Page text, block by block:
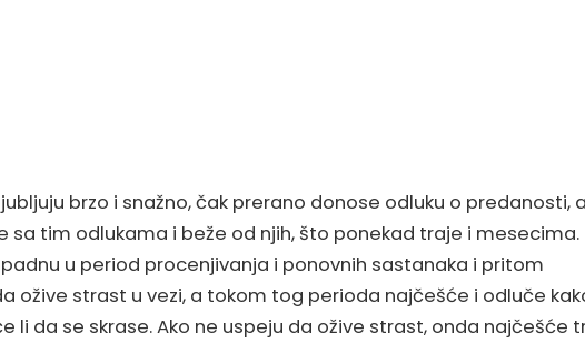
brzo i snažno, čak prerano donose odluku o predanosti, a
sa tim odlukama i beže od njih, što ponekad traje i mesecima.
u period procenjivanja i ponovnih sastanaka i pritom
ožive strast u vezi, a tokom tog perioda najčešće i odluče
li da se skrase. Ako ne uspeju da ožive strast, onda najčešće